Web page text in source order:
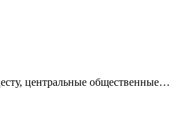
центральные общественные…